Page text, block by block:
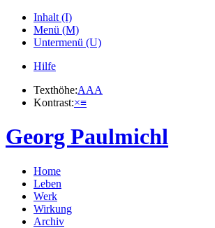
Inhalt (I)
Menü (M)
Untermenü (U)
Hilfe
Texthöhe:AAA
Kontrast:×≡
Georg Paulmichl
Home
Leben
Werk
Wirkung
Archiv